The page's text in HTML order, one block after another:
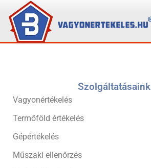
Szolgáltatásaink
Vagyonértékelés
Termőföld értékelés
Gépértékelés
Műszaki ellenőrzés